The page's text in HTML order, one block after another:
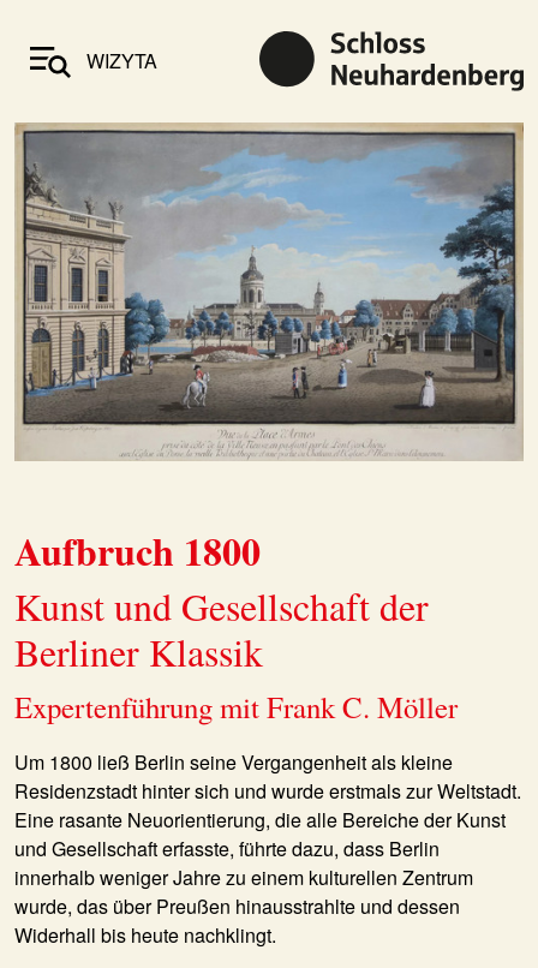
WIZYTA
Aufbruch 1800
Kunst und Gesellschaft der
Berliner Klassik
Expertenführung mit Frank C. Möller
Um 1800 ließ Berlin seine Vergangenheit als kleine
Residenzstadt hinter sich und wurde erstmals zur Weltstadt.
Eine rasante Neuorientierung, die alle Bereiche der Kunst
und Gesellschaft erfasste, führte dazu, dass Berlin
innerhalb weniger Jahre zu einem kulturellen Zentrum
wurde, das über Preußen hinausstrahlte und dessen
Widerhall bis heute nachklingt.